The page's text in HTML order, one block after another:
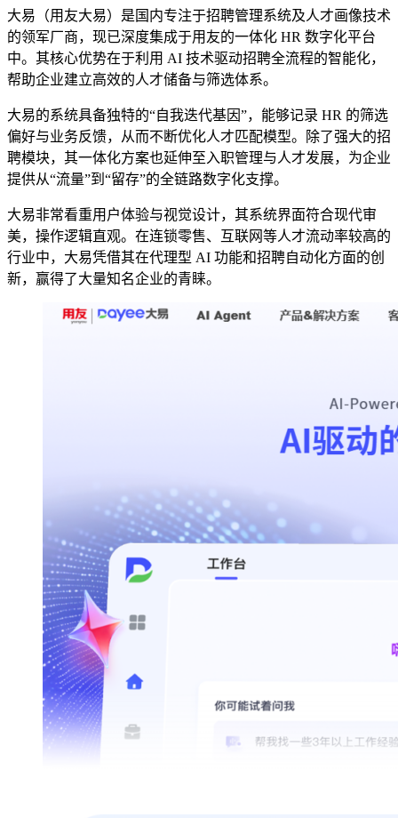
大易（用友大易）是国内专注于招聘管理系统及人才画像技术
的领军厂商，现已深度集成于用友的一体化 HR 数字化平台
中。其核心优势在于利用 AI 技术驱动招聘全流程的智能化，
帮助企业建立高效的人才储备与筛选体系。
大易的系统具备独特的“自我迭代基因”，能够记录 HR 的筛选
偏好与业务反馈，从而不断优化人才匹配模型。除了强大的招
聘模块，其一体化方案也延伸至入职管理与人才发展，为企业
提供从“流量”到“留存”的全链路数字化支撑。
大易非常看重用户体验与视觉设计，其系统界面符合现代审
美，操作逻辑直观。在连锁零售、互联网等人才流动率较高的
行业中，大易凭借其在代理型 AI 功能和招聘自动化方面的创
新，赢得了大量知名企业的青睐。